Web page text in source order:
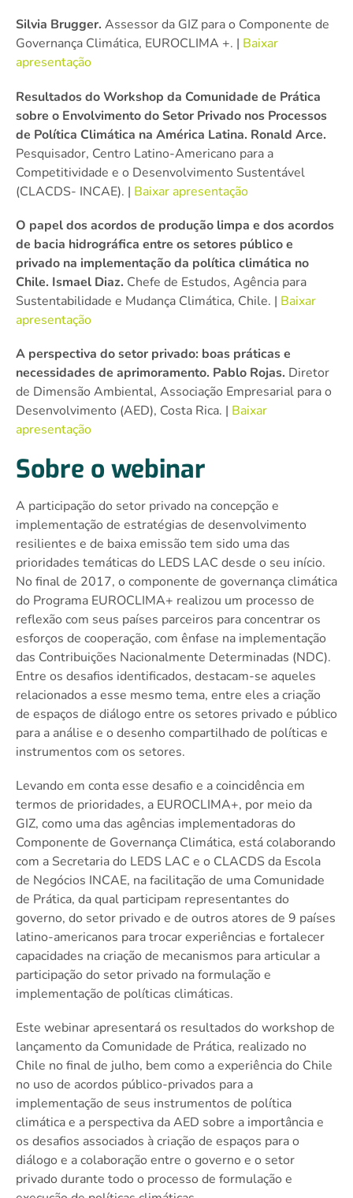
Silvia Brugger. Assessor da GIZ para o Componente de
Governança Climática, EUROCLIMA +. | Baixar
apresentação
Resultados do Workshop da Comunidade de Prática
sobre o Envolvimento do Setor Privado nos Processos
de Política Climática na América Latina. Ronald Arce.
Pesquisador, Centro Latino-Americano para a
Competitividade e o Desenvolvimento Sustentável
(CLACDS- INCAE). | Baixar apresentação
O papel dos acordos de produção limpa e dos acordos
de bacia hidrográfica entre os setores público e
privado na implementação da política climática no
Chile. Ismael Diaz. Chefe de Estudos, Agência para
Sustentabilidade e Mudança Climática, Chile. | Baixar
apresentação
A perspectiva do setor privado: boas práticas e
necessidades de aprimoramento. Pablo Rojas. Diretor
de Dimensão Ambiental, Associação Empresarial para o
Desenvolvimento (AED), Costa Rica. | Baixar
apresentação
Sobre o webinar
A participação do setor privado na concepção e
implementação de estratégias de desenvolvimento
resilientes e de baixa emissão tem sido uma das
prioridades temáticas do LEDS LAC desde o seu início.
No final de 2017, o componente de governança climática
do Programa EUROCLIMA+ realizou um processo de
reflexão com seus países parceiros para concentrar os
esforços de cooperação, com ênfase na implementação
das Contribuições Nacionalmente Determinadas (NDC).
Entre os desafios identificados, destacam-se aqueles
relacionados a esse mesmo tema, entre eles a criação
de espaços de diálogo entre os setores privado e público
para a análise e o desenho compartilhado de políticas e
instrumentos com os setores.
Levando em conta esse desafio e a coincidência em
termos de prioridades, a EUROCLIMA+, por meio da
GIZ, como uma das agências implementadoras do
Componente de Governança Climática, está colaborando
com a Secretaria do LEDS LAC e o CLACDS da Escola
de Negócios INCAE, na facilitação de uma Comunidade
de Prática, da qual participam representantes do
governo, do setor privado e de outros atores de 9 países
latino-americanos para trocar experiências e fortalecer
capacidades na criação de mecanismos para articular a
participação do setor privado na formulação e
implementação de políticas climáticas.
Este webinar apresentará os resultados do workshop de
lançamento da Comunidade de Prática, realizado no
Chile no final de julho, bem como a experiência do Chile
no uso de acordos público-privados para a
implementação de seus instrumentos de política
climática e a perspectiva da AED sobre a importância e
os desafios associados à criação de espaços para o
diálogo e a colaboração entre o governo e o setor
privado durante todo o processo de formulação e